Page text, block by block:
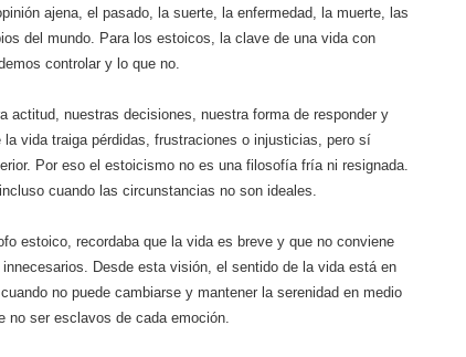
ajena, el pasado, la suerte, la enfermedad, la muerte, las
del mundo. Para los estoicos, la clave de una vida con
controlar y lo que no.
actitud, nuestras decisiones, nuestra forma de responder y
vida traiga pérdidas, frustraciones o injusticias, pero sí
Por eso el estoicismo no es una filosofía fría ni resignada.
cuando las circunstancias no son ideales.
estoico, recordaba que la vida es breve y que no conviene
Desde esta visión, el sentido de la vida está en
no puede cambiarse y mantener la serenidad en medio
no ser esclavos de cada emoción.